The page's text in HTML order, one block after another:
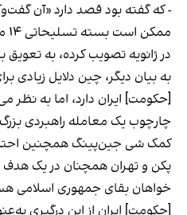
- که گفته بود قصد دارد «آن
در ژانویه تصویب کرده، به
به بیان دیگر، چین دلایل زیادی
[حکومت] ایران دارد، اما به نظر
چارچوب یک معامله راهبردی
کمک شی جین‌پینگ همچنین
پکن و تهران همچنان در یک
خواهان بقای جمهوری اسلامی
[حکومت] ایران از این درگیری